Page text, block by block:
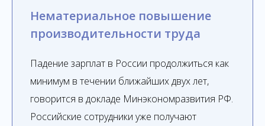
Нематериальное повышение
производительности труда
Падение зарплат в России продолжиться как
минимум в течении ближайших двух лет,
говорится в докладе Минэкономразвития РФ.
Российские сотрудники уже получают